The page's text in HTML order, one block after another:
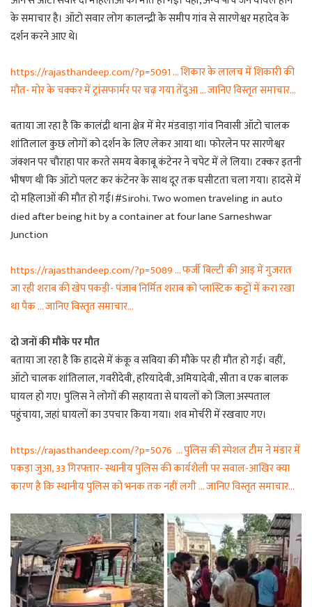
के समाचार है। ऑटो सवार लोग कालन्द्री के समीप गांव से सारणेश्वर महादेव के
दर्शन करने आए थे।
https://rajasthandeep.com/?p=5091 … शिकार के लालच में शिकारी की
मौत- मोर के चक्कर में ट्रांसफार्मर पर चढ़ गया तेंदुआ … जानिए विस्तृत समाचार…
बताया जा रहा है कि कालंद्री थाना क्षेत्र में मेर मंडवाड़ा गांव निवासी ऑटो चालक
शांतिलाल कुछ लोगों को दर्शन के लिए लेकर आया था। फोरलेन पर सारणेश्वर
जंक्शन पर चौराहा पार करते समय बेकाबू कंटेनर ने चपेट में ले लिया। टक्कर इतनी
भीषण थी कि ऑटो पलट कर कंटेनर के साथ दूर तक घसीटता चला गया। हादसे में
दो महिलाओं की मौत हो गई।#Sirohi. Two women traveling in auto
died after being hit by a container at four lane Sarneshwar
Junction
https://rajasthandeep.com/?p=5089 … फर्जी बिल्टी की आड़ में गुजरात
जा रही शराब की खेप पकड़ी- पंजाब निर्मित शराब को प्लास्टिक कट्टों में करा रखा
था पैक … जानिए विस्तृत समाचार…
दो जनों की मौके पर मौत
बताया जा रहा है कि हादसे में कंकू व सविया की मौके पर ही मौत हो गई। वहीं,
ऑटो चालक शांतिलाल, गवरीदेवी, हरियादेवी, अमियादेवी, सीता व एक बालक
घायल हो गए। पुलिस ने लोगों की सहायता से घायलों को जिला अस्पताल
पहुंचाया, जहां घायलों का उपचार किया गया। शव मोर्चरी में रखवाए गए।
https://rajasthandeep.com/?p=5076 … पुलिस की स्पेशल टीम ने मंडार में
पकड़ा जुआ, 33 गिरफ्तार- स्थानीय पुलिस की कार्यशैली पर सवाल-आखिर क्या
कारण है कि स्थानीय पुलिस को भनक तक नहीं लगी … जानिए विस्तृत समाचार…